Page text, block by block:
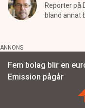
Reporter på
bland annat
ANNONS
Fem bolag blir en
Emission pågår